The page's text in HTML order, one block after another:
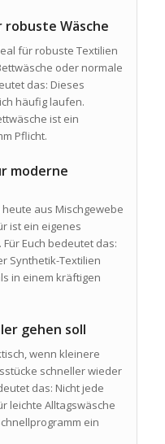
robuste Wäsche
für robuste Textilien
oder normale
das: Dieses
häufig laufen.
ist ein
Pflicht.
moderne
aus Mischgewebe
ist ein eigenes
Euch bedeutet das:
Synthetik-Textilien
in einem kräftigen
gehen soll
wenn kleinere
schneller wieder
das: Nicht jede
leichte Alltagswäsche
ein